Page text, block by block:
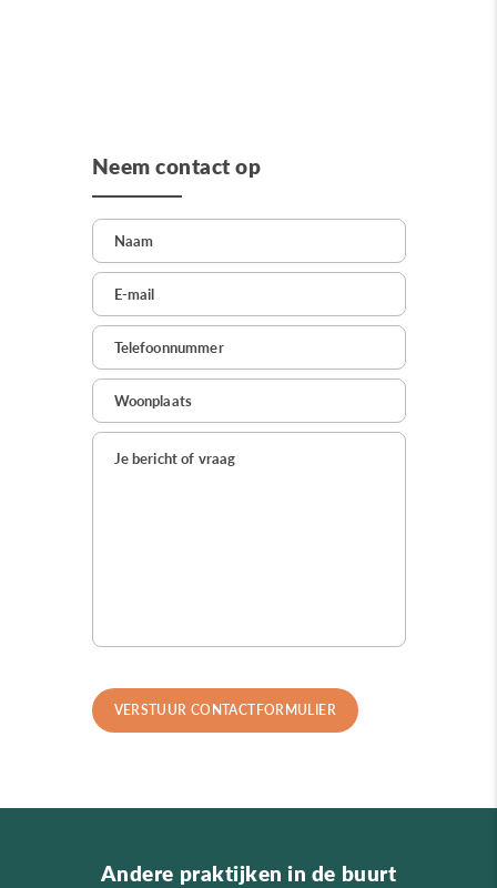
Neem contact op
Andere praktijken in de buurt